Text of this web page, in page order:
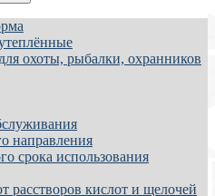
охоты, рыбалки, охранников
направления
срока использования
расстворов кислот и щелочей